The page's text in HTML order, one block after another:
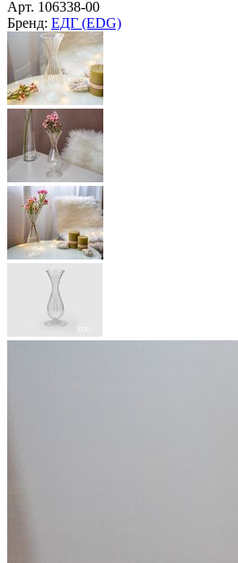
Арт. 106338-00
Бренд: ЕДГ (EDG)